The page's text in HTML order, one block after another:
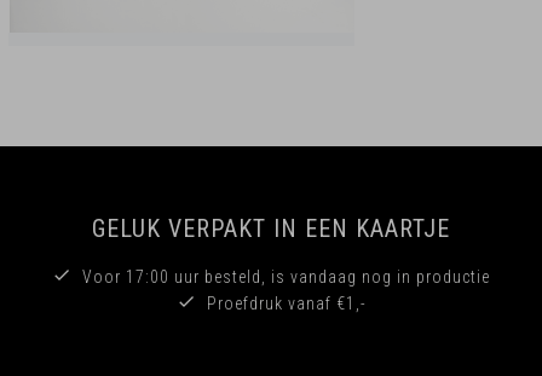
GELUK VERPAKT IN EEN KAARTJE
Voor 17:00 uur besteld, is vandaag nog in productie
Proefdruk vanaf €1,-